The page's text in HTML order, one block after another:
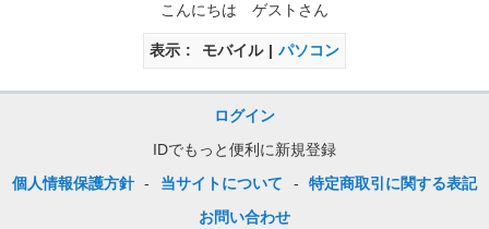
こんにちは ゲストさん
表示 モバイル パソコン
ログイン
IDでもっと便利に新規登録
個人情報保護方針 - 当サイトについて -
特定商取引に関する表記
お問い合わせ